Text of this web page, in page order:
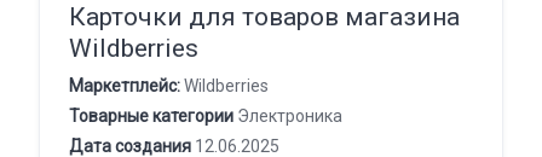
Карточки для товаров магазина
Wildberries
Маркетплейс:Wildberries
Товарные категории Электроника
Дата создания 12.06.2025